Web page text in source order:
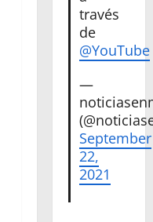
través
de
@YouTube
—
September
22,
2021